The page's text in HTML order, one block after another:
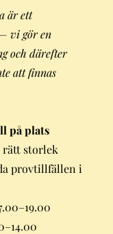
är ett
vi gör en
och därefter
att finnas
på plats
rätt storlek
provtillfällen i